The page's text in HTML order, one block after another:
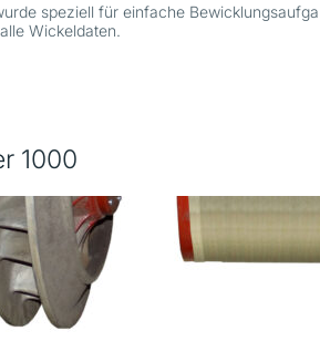
speziell für einfache
Wickeldaten.
1000